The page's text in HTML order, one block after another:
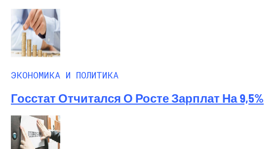
ЭКОНОМИКА И ПОЛИТИКА
Госстат Отчитался О Росте Зарплат На 9,5%